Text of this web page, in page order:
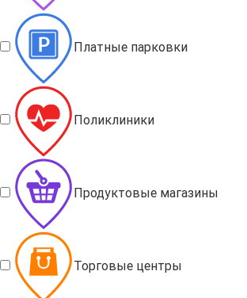
Платные парковки
Поликлиники
Продуктовые магазины
Торговые центры